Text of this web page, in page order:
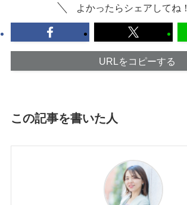
よかったらシェアしてね！
URLをコピーする
この記事を書いた人